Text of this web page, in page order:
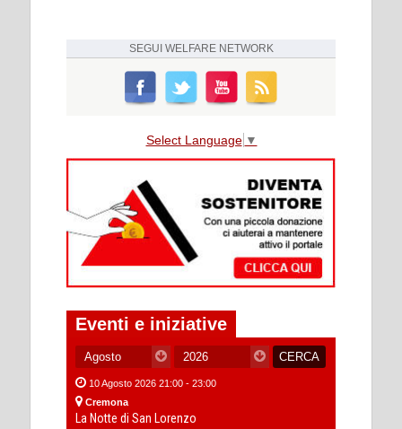
SEGUI WELFARE NETWORK
Select Language ▼
Eventi e iniziative
10 Agosto 2026 21:00 - 23:00
Cremona
La Notte di San Lorenzo